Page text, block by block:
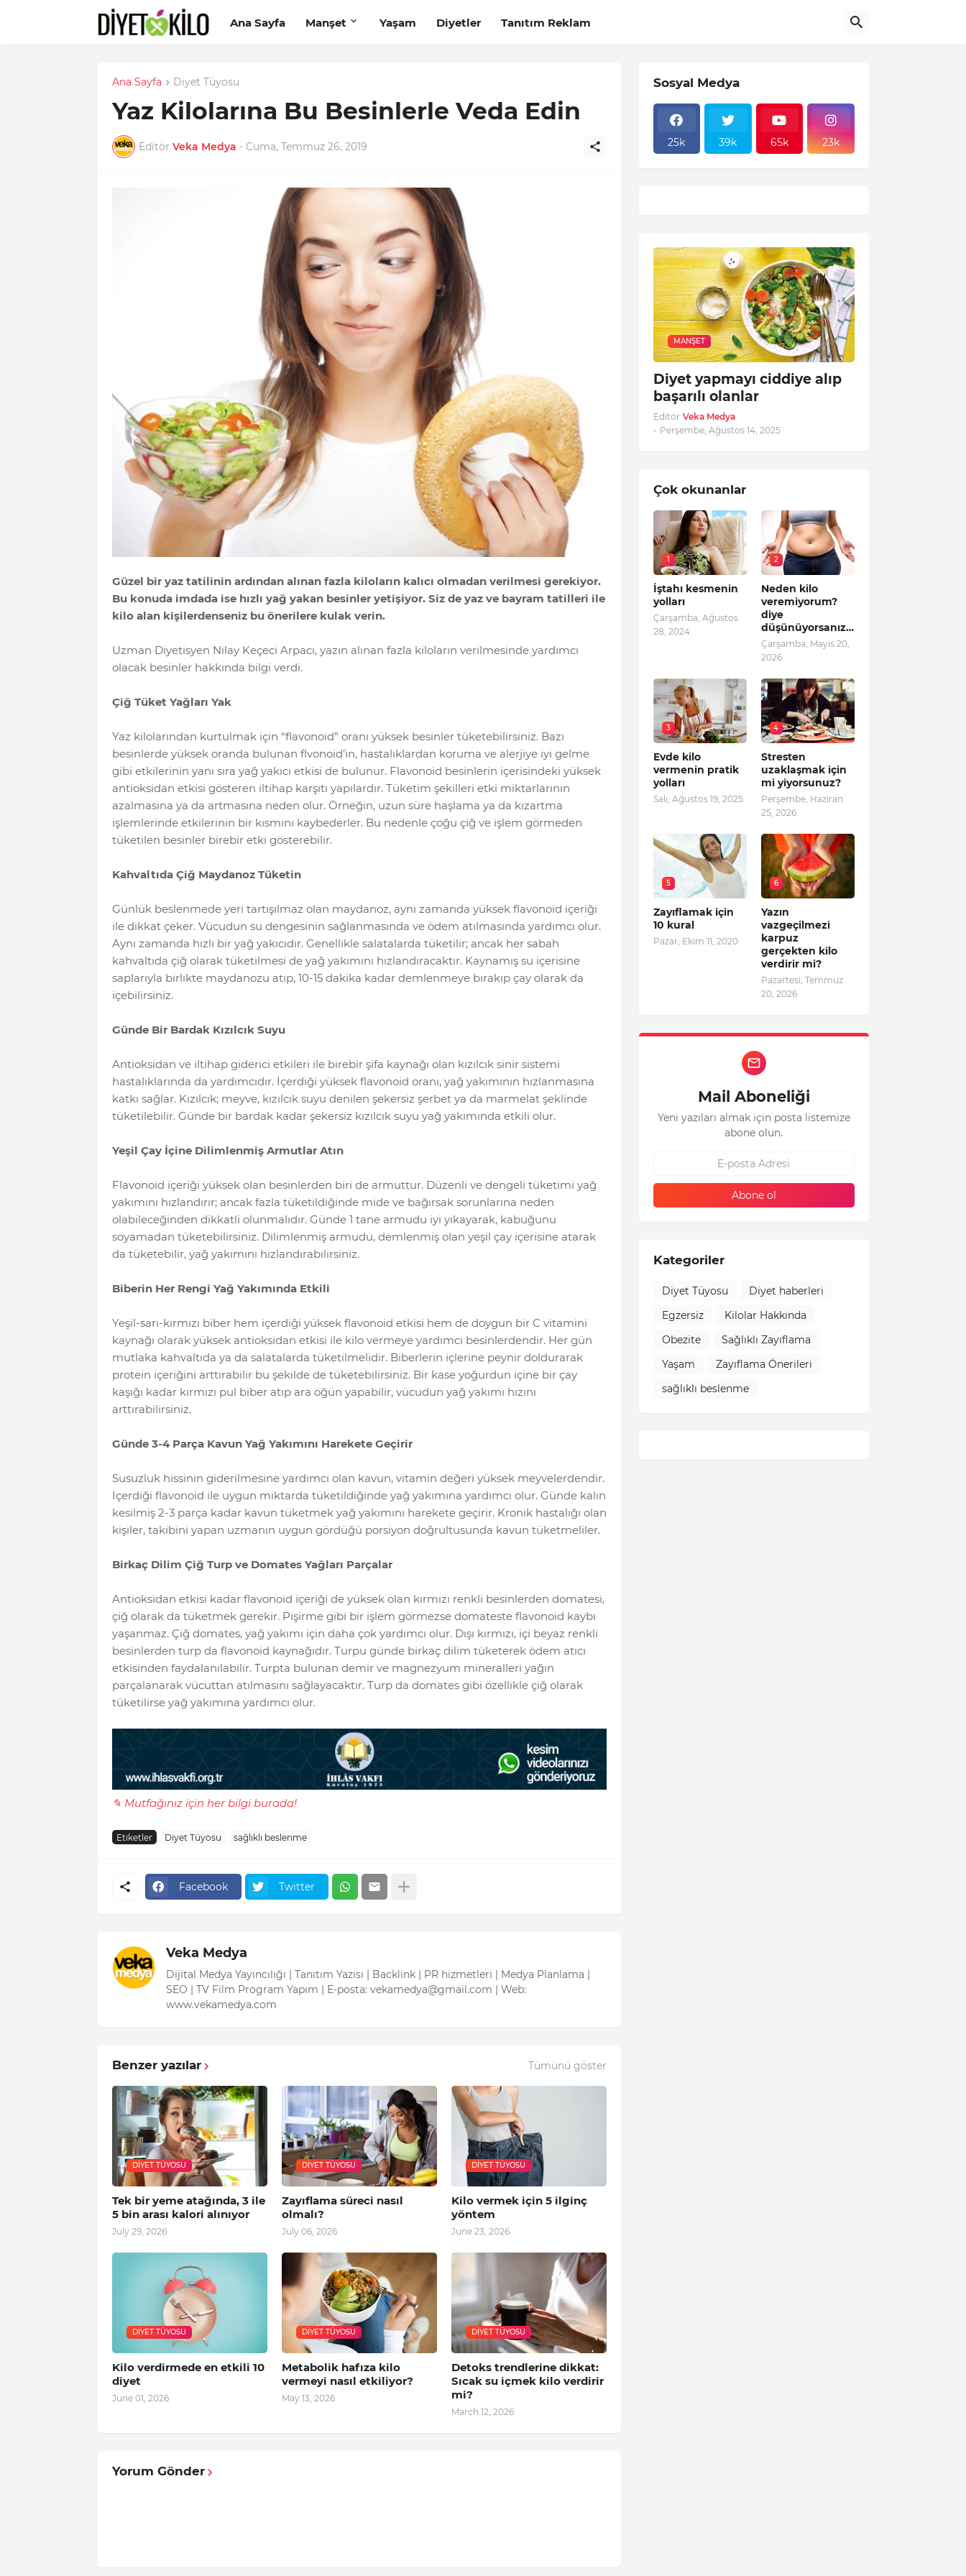
Ana Sayfa Manşet Yaşam Diyetler Tanıtım Reklam
Ana Sayfa Diyet Tüyosu
Yaz Kilolarına Bu Besinlerle Veda Edin
Editör Veka Medya - Cuma, Temmuz 26, 2019
Güzel bir yaz tatilinin ardından alınan fazla kiloların kalıcı olmadan verilmesi gerekiyor.
Bu konuda imdada ise hızlı yağ yakan besinler yetişiyor. Siz de yaz ve bayram tatilleri ile
kilo alan kişilerdenseniz bu önerilere kulak verin.
Uzman Diyetisyen Nilay Keçeci Arpacı, yazın alınan fazla kiloların verilmesinde yardımcı
olacak besinler hakkında bilgi verdi.
Çiğ Tüket Yağları Yak
Yaz kilolarından kurtulmak için “flavonoid” oranı yüksek besinler tüketebilirsiniz. Bazı
besinlerde yüksek oranda bulunan flvonoid’in, hastalıklardan koruma ve alerjiye iyi gelme
gibi etkilerinin yanı sıra yağ yakıcı etkisi de bulunur. Flavonoid besinlerin içerisindeki yüksek
antioksidan etkisi gösteren iltihap karşıtı yapılardır. Tüketim şekilleri etki miktarlarının
azalmasına ya da artmasına neden olur. Örneğin, uzun süre haşlama ya da kızartma
işlemlerinde etkilerinin bir kısmını kaybederler. Bu nedenle çoğu çiğ ve işlem görmeden
tüketilen besinler birebir etki gösterebilir.
Kahvaltıda Çiğ Maydanoz Tüketin
Günlük beslenmede yeri tartışılmaz olan maydanoz, aynı zamanda yüksek flavonoid içeriği
ile dikkat çeker. Vücudun su dengesinin sağlanmasında ve ödem atılmasında yardımcı olur.
Aynı zamanda hızlı bir yağ yakıcıdır. Genellikle salatalarda tüketilir; ancak her sabah
kahvaltıda çiğ olarak tüketilmesi de yağ yakımını hızlandıracaktır. Kaynamış su içerisine
saplarıyla birlikte maydanozu atıp, 10-15 dakika kadar demlenmeye bırakıp çay olarak da
içebilirsiniz.
Günde Bir Bardak Kızılcık Suyu
Antioksidan ve iltihap giderici etkileri ile birebir şifa kaynağı olan kızılcık sinir sistemi
hastalıklarında da yardımcıdır. İçerdiği yüksek flavonoid oranı, yağ yakımının hızlanmasına
katkı sağlar. Kızılcık; meyve, kızılcık suyu denilen şekersiz şerbet ya da marmelat şeklinde
tüketilebilir. Günde bir bardak kadar şekersiz kızılcık suyu yağ yakımında etkili olur.
Yeşil Çay İçine Dilimlenmiş Armutlar Atın
Flavonoid içeriği yüksek olan besinlerden biri de armuttur. Düzenli ve dengeli tüketimi yağ
yakımını hızlandırır; ancak fazla tüketildiğinde mide ve bağırsak sorunlarına neden
olabileceğinden dikkatli olunmalıdır. Günde 1 tane armudu iyi yıkayarak, kabuğunu
soyamadan tüketebilirsiniz. Dilimlenmiş armudu, demlenmiş olan yeşil çay içerisine atarak
da tüketebilir, yağ yakımını hızlandırabilirsiniz.
Biberin Her Rengi Yağ Yakımında Etkili
Yeşil-sarı-kırmızı biber hem içerdiği yüksek flavonoid etkisi hem de doygun bir C vitamini
kaynağı olarak yüksek antioksidan etkisi ile kilo vermeye yardımcı besinlerdendir. Her gün
mutlaka kahvaltıda ya da salatalarda tüketilmelidir. Biberlerin içlerine peynir doldurarak
protein içeriğini arttırabilir bu şekilde de tüketebilirsiniz. Bir kase yoğurdun içine bir çay
kaşığı kadar kırmızı pul biber atıp ara öğün yapabilir, vücudun yağ yakımı hızını
arttırabilirsiniz.
Günde 3-4 Parça Kavun Yağ Yakımını Harekete Geçirir
Susuzluk hissinin giderilmesine yardımcı olan kavun, vitamin değeri yüksek meyvelerdendir.
İçerdiği flavonoid ile uygun miktarda tüketildiğinde yağ yakımına yardımcı olur. Günde kalın
kesilmiş 2-3 parça kadar kavun tüketmek yağ yakımını harekete geçirir. Kronik hastalığı olan
kişiler, takibini yapan uzmanın uygun gördüğü porsiyon doğrultusunda kavun tüketmeliler.
Birkaç Dilim Çiğ Turp ve Domates Yağları Parçalar
Antioksidan etkisi kadar flavonoid içeriği de yüksek olan kırmızı renkli besinlerden domatesi,
çiğ olarak da tüketmek gerekir. Pişirme gibi bir işlem görmezse domateste flavonoid kaybı
yaşanmaz. Çiğ domates, yağ yakımı için daha çok yardımcı olur. Dışı kırmızı, içi beyaz renkli
besinlerden turp da flavonoid kaynağıdır. Turpu günde birkaç dilim tüketerek ödem atıcı
etkisinden faydalanılabilir. Turpta bulunan demir ve magnezyum mineralleri yağın
parçalanarak vücuttan atılmasını sağlayacaktır. Turp da domates gibi özellikle çiğ olarak
tüketilirse yağ yakımına yardımcı olur.
✎ Mutfağınız için her bilgi burada!
Etiketler Diyet Tüyosu sağlıklı beslenme
Facebook Twitter
Veka Medya
Dijital Medya Yayıncılığı | Tanıtım Yazısı | Backlink | PR hizmetleri | Medya Planlama |
SEO | TV Film Program Yapım | E-posta: vekamedya@gmail.com | Web:
www.vekamedya.com
Benzer yazılar Tümünü göster
DIYET TÜYOSU
Tek bir yeme atağında, 3 ile
5 bin arası kalori alınıyor
July 29, 2026
DIYET TÜYOSU
Zayıflama süreci nasıl
olmalı?
July 06, 2026
DIYET TÜYOSU
Kilo vermek için 5 ilginç
yöntem
June 23, 2026
DIYET TÜYOSU
Kilo verdirmede en etkili 10
diyet
June 01, 2026
DIYET TÜYOSU
Metabolik hafıza kilo
vermeyi nasıl etkiliyor?
May 13, 2026
DIYET TÜYOSU
Detoks trendlerine dikkat:
Sıcak su içmek kilo verdirir
mi?
March 12, 2026
Yorum Gönder
Sosyal Medya
25k 39k 65k 23k
MANŞET
Diyet yapmayı ciddiye alıp
başarılı olanlar
Editör Veka Medya
- Perşembe, Ağustos 14, 2025
Çok okunanlar
1
İştahı kesmenin
yolları
Çarşamba, Ağustos
28, 2024
2
Neden kilo
veremiyorum?
diye
düşünüyorsanız…
Çarşamba, Mayıs 20,
2026
3
Evde kilo
vermenin pratik
yolları
Salı, Ağustos 19, 2025
4
Stresten
uzaklaşmak için
mi yiyorsunuz?
Perşembe, Haziran
25, 2026
5
Zayıflamak için
10 kural
Pazar, Ekim 11, 2020
6
Yazın
vazgeçilmezi
karpuz
gerçekten kilo
verdirir mi?
Pazartesi, Temmuz
20, 2026
Mail Aboneliği
Yeni yazıları almak için posta listemize
abone olun.
Kategoriler
Diyet Tüyosu
Diyet haberleri
Egzersiz
Kilolar Hakkında
Obezite
Sağlıklı Zayıflama
Yaşam
Zayıflama Önerileri
sağlıklı beslenme